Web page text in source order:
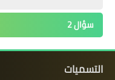
سؤال 2
التسميات